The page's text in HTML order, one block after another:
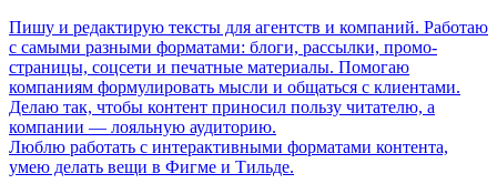
Пишу и редактирую тексты для агентств и компаний. Работаю
с самыми разными форматами: блоги, рассылки, промо-
страницы, соцсети и печатные материалы. Помогаю
компаниям формулировать мысли и общаться с клиентами.
Делаю так, чтобы контент приносил пользу читателю, а
компании — лояльную аудиторию.
Люблю работать с интерактивными форматами контента,
умею делать вещи в Фигме и Тильде.